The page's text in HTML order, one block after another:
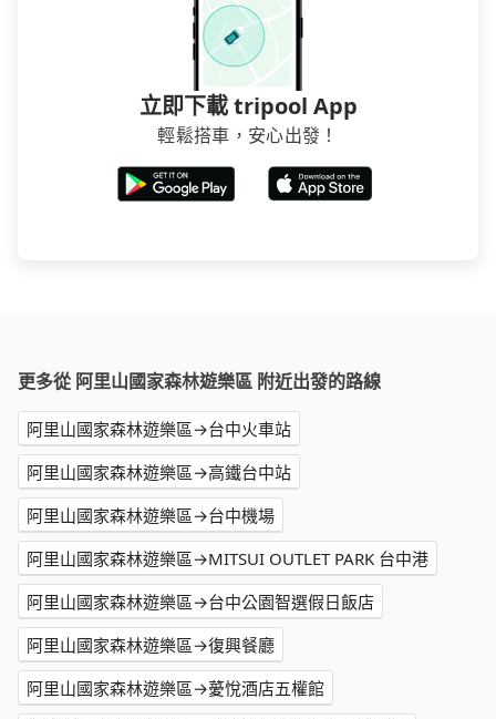
立即下載 tripool App
輕鬆搭車，安心出發！
更多從 阿里山國家森林遊樂區 附近出發的路線
阿里山國家森林遊樂區→台中火車站
阿里山國家森林遊樂區→高鐵台中站
阿里山國家森林遊樂區→台中機場
阿里山國家森林遊樂區→MITSUI OUTLET PARK 台中港
阿里山國家森林遊樂區→台中公園智選假日飯店
阿里山國家森林遊樂區→復興餐廳
阿里山國家森林遊樂區→薆悅酒店五權館